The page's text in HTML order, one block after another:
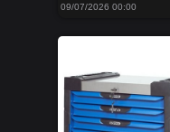
09/07/2026 00:00